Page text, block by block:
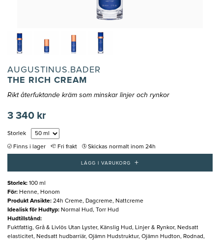
AUGUSTINUS.BADER
THE RICH CREAM
Rikt återfuktande kräm som minskar linjer och rynkor
3 340 kr
Storlek
Finns i lager Fri frakt Skickas normalt inom 24h
LÄGG I VARUKORG +
Storlek: 100 ml
För: Henne, Honom
Produkt Ansikte: 24h Creme, Dagcreme, Nattcreme
Idealisk för Hudtyp: Normal Hud, Torr Hud
Hudtillstånd:
Fuktfattig, Grå & Livlös Utan Lyster, Känslig Hud, Linjer & Rynkor, Nedsatt
elasticitet, Nedsatt hudbarriär, Ojämn Hudstruktur, Ojämn Hudton, Rodnad,